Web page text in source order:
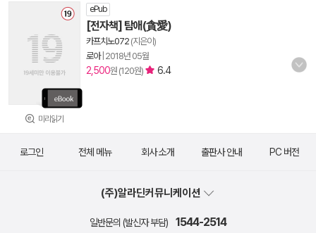
미리읽기
ePub
[전자책] 탐애(貪愛)
카프치노072 (지은이)
로아| 2018년 05월
2,500원 (120원) 6.4
로그인 전체 메뉴 회사 소개 출판사 안내 PC 버전
(주)알라딘커뮤니케이션
일반문의 (발신자 부담) 1544-2514